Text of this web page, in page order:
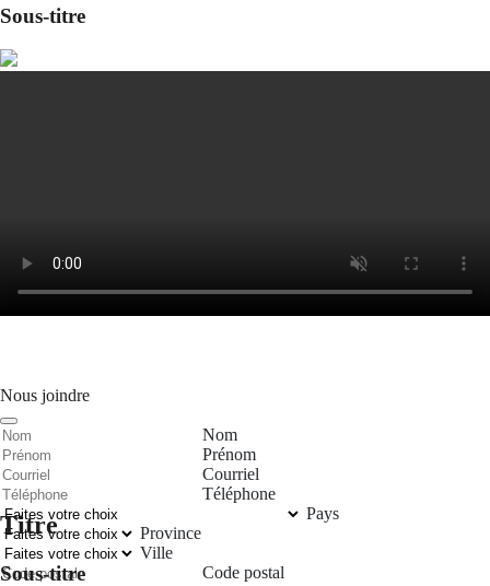
Sous-titre
Titre
Sous-titre
Nous joindre
Nom
Prénom
Courriel
Téléphone
Pays
Province
Ville
Code postal